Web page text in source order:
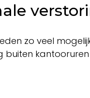
zo veel